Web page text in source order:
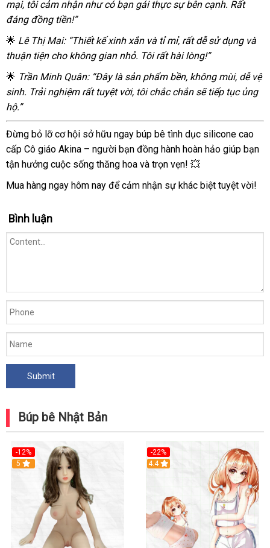
cấp
Akina
giáo
chân
thực,
mê
hoặc
mại, tôi cảm nhận như có bạn gái thực sự bên cạnh. Rất
đáng đồng tiền!”
🌟 Lê Thị Mai: “Thiết kế xinh xắn và tỉ mỉ, rất dễ sử dụng và
thuận tiện cho không gian nhỏ. Tôi rất hài lòng!”
🌟 Trần Minh Quân: “Đây là sản phẩm bền, không mùi, dễ vệ
sinh. Trải nghiệm rất tuyệt vời, tôi chắc chắn sẽ tiếp tục ủng
hộ.”
Đừng bỏ lỡ cơ hội sở hữu ngay búp bê tình dục silicone cao
cấp Cô giáo Akina – người bạn đồng hành hoàn hảo giúp bạn
tận hưởng cuộc sống thăng hoa và trọn vẹn! 💥
Mua hàng ngay hôm nay để cảm nhận sự khác biệt tuyệt vời!
Bình luận
Búp bê Nhật Bản
-12%
5
-22%
Hot
4.4